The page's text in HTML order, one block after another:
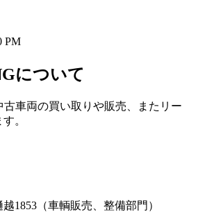
PM
について
車両の買い取りや販売、またリー
。
1853（車輌販売、整備部門）